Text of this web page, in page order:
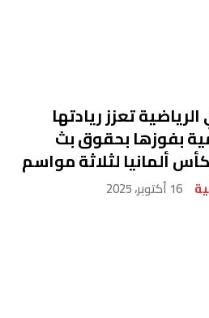
تعزز ريادتها
بفوزها بحقوق بث
ألمانيا لثلاثة مواسم
16 أكتوبر، 2025